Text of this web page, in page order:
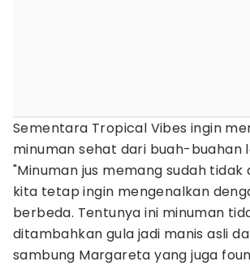
Sementara Tropical Vibes ingin
minuman sehat dari buah-buahan
"Minuman jus memang sudah tidak
kita tetap ingin mengenalkan
berbeda. Tentunya ini minuman
ditambahkan gula jadi manis asli
sambung Margareta yang juga